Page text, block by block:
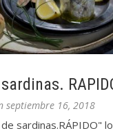
septiembre 16, 2018
sardinas.RÁPIDO" lo